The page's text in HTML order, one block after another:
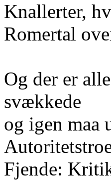
Knallerter,
Romertal
Og der er
svækkede
og igen maa
Fjende: